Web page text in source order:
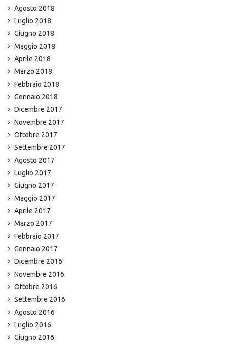
Agosto 2018
Luglio 2018
Giugno 2018
Maggio 2018
Aprile 2018
Marzo 2018
Febbraio 2018
Gennaio 2018
Dicembre 2017
Novembre 2017
Ottobre 2017
Settembre 2017
Agosto 2017
Luglio 2017
Giugno 2017
Maggio 2017
Aprile 2017
Marzo 2017
Febbraio 2017
Gennaio 2017
Dicembre 2016
Novembre 2016
Ottobre 2016
Settembre 2016
Agosto 2016
Luglio 2016
Giugno 2016